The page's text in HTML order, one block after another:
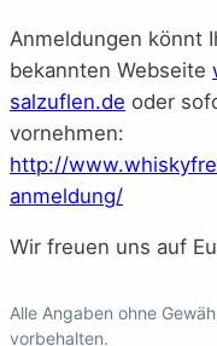
Anmeldungen könnt
bekannten Webseite
salzuflen.de oder
vornehmen:
http://
anmeldung/
Wir freuen uns auf
Alle Angaben ohne
vorbehalten.